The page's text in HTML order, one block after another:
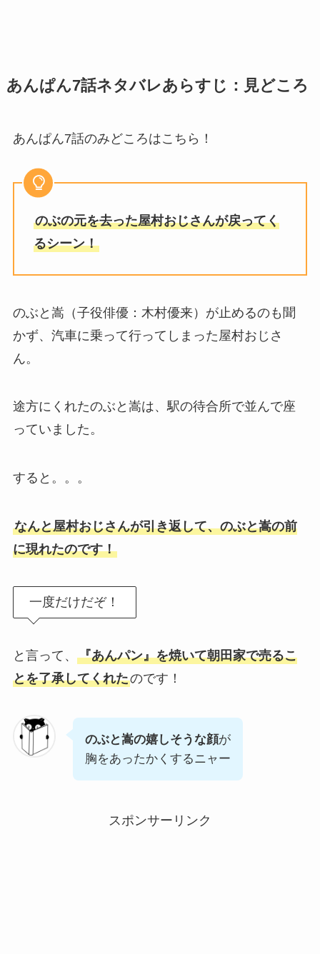
あんぱん7話ネタバレあらすじ：見どころ
あんぱん7話のみどころはこちら！
のぶの元を去った屋村おじさんが戻ってく
るシーン！
のぶと嵩（子役俳優：木村優来）が止めるのも聞
かず、汽車に乗って行ってしまった屋村おじさ
ん。
途方にくれたのぶと嵩は、駅の待合所で並んで座
っていました。
すると。。。
なんと屋村おじさんが引き返して、のぶと嵩の前
に現れたのです！
一度だけだぞ！
と言って、 『あんパン』を焼いて朝田家で売るこ
とを了承してくれたのです！
のぶと嵩の嬉しそうな顔が
胸をあったかくするニャー
スポンサーリンク